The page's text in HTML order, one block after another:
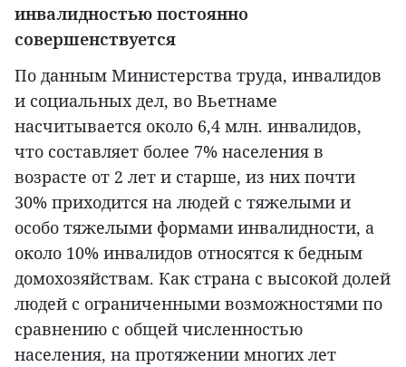
инвалидностью постоянно
совершенствуется
По данным Министерства труда, инвалидов
и социальных дел, во Вьетнаме
насчитывается около 6,4 млн. инвалидов,
что составляет более 7% населения в
возрасте от 2 лет и старше, из них почти
30% приходится на людей с тяжелыми и
особо тяжелыми формами инвалидности, а
около 10% инвалидов относятся к бедным
домохозяйствам. Как страна с высокой долей
людей с ограниченными возможностями по
сравнению с общей численностью
населения, на протяжении многих лет